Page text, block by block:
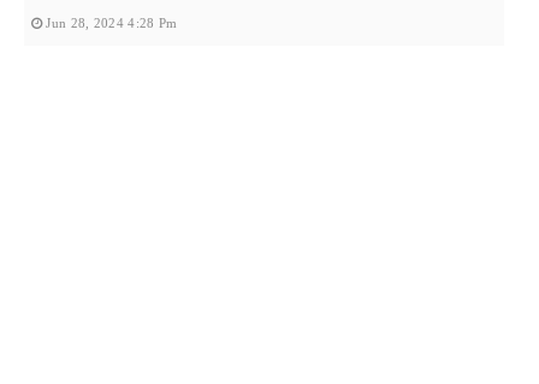
Jun 28, 2024 4:28 Pm